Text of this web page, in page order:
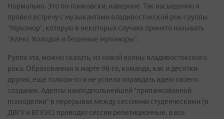
Нормально. Это по-панковски, наверное. Так насыщенно я
провел встречу с музыкантами владивостокской рок-группы
“Мухомор”, которую в некоторых случаях принято называть
“Алекс Холодов и бешеные мухоморы”.
Руппа эта, можно сказать, из новой волны владивостокского
рока. Образованная в марте 98-го, команда, как и десятки
других, еще толком-то и не успела оправдать идею своего
создания. Адепты наиподпольнейшей “припанкованной
психоделии” в перерывах между сессиями студенческими (в
ДВГУ и ВГУЭС) проводят сессии репетиционные, а все